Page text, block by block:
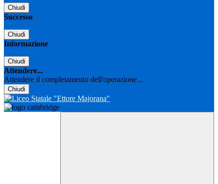
Chiudi
Successo
Chiudi
Informazione
Chiudi
Attendere...
Attendere il completamento dell'operazione...
Chiudi